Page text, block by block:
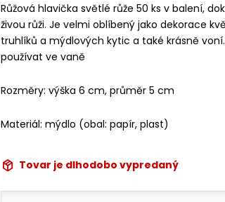
Růžová hlavička světlé růže 50 ks v balení,
živou růži. Je velmi oblíbený jako dekorace
truhlíků a mýdlových kytic a také krásně
používat ve vaně
Rozměry: výška 6 cm, průměr 5 cm
Materiál: mýdlo (obal: papír, plast)
Tovar je dlhodobo vypredaný